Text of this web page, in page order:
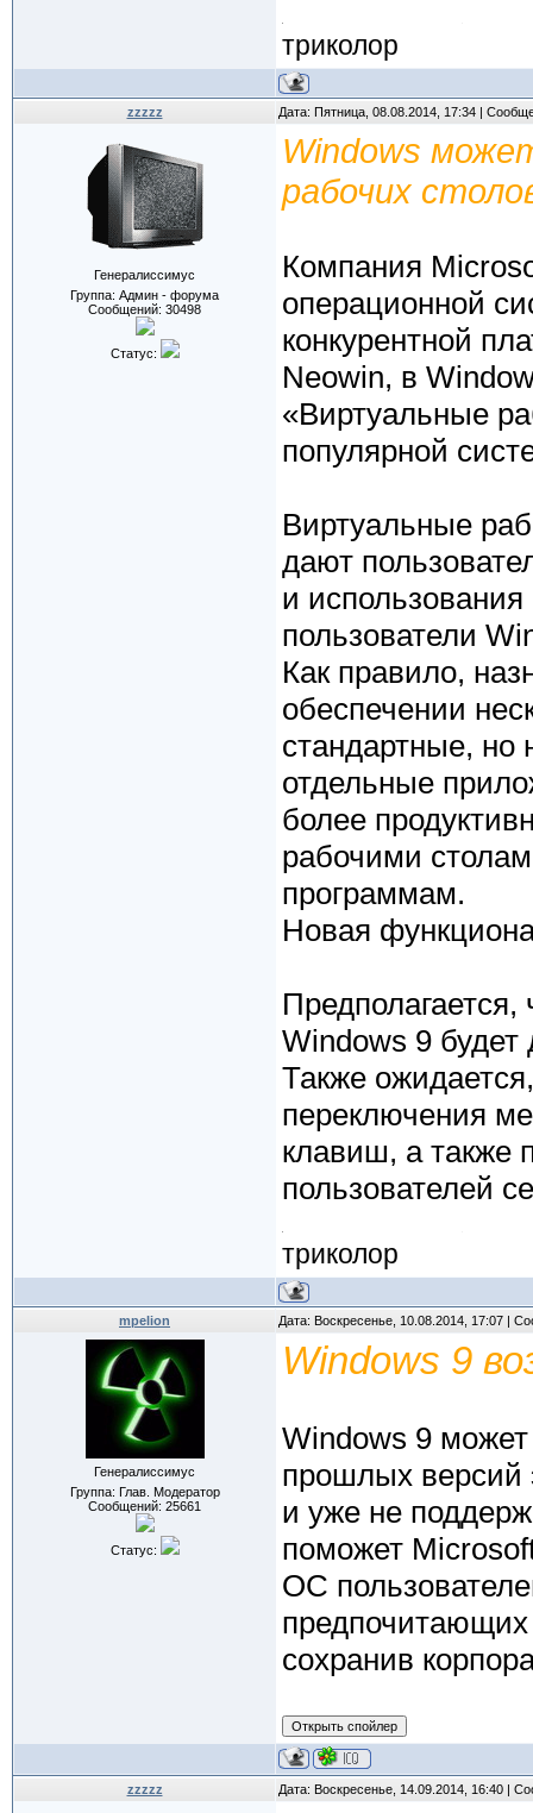
триколор
zzzzz Дата: Пятница, 08.08.2014, 17:34 |
Генералиссимус
Группа: Админ - форума
Сообщений: 30498
Статус:
Windows
рабочих
Компания
операционной
конкурентной
Neowin, в
«Виртуальные
популярной
Виртуальные
дают
и
пользователи
Как правило,
обеспечении
стандартные, но
отдельные
более
рабочими
программам.
Новая
Windows 9 будет
Также
переключения
клавиш, а также
пользователей
триколор
mpelion Дата: Воскресенье, 10.08.2014, 17:07 |
Генералиссимус
Группа: Глав. Модератор
Сообщений: 25661
Статус:
Windows 9
Windows 9 может
прошлых версий
и уже не
поможет
ОС
сохранив
zzzzz Дата: Воскресенье, 14.09.2014, 16:40 |